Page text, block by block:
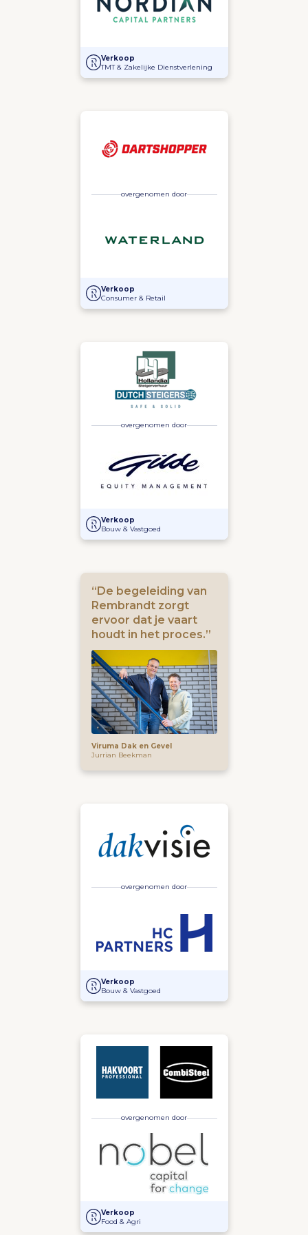
Strategisch partnerschap Deciso en Nordian Capital
Verkoop
TMT & Zakelijke Dienstverlening
overgenomen door
Strategisch partnerschap Dartshopper en Waterland
Verkoop
Consumer & Retail
overgenomen door
Overname van Dutch Steigers en Hollandia
Verkoop
Bouw & Vastgoed
“De begeleiding van
Rembrandt zorgt
ervoor dat je vaart
houdt in het proces.”
Viruma Dak en Gevel
Jurrian Beekman
overgenomen door
Overname Dakvisie door HC Partners
Verkoop
Bouw & Vastgoed
overgenomen door
Hakvoort en Nobel Capital Partners hebben een
Verkoop
Food & Agri